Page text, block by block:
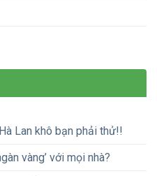
Lan khô bạn phải thử!!
vàng’ với mọi nhà?